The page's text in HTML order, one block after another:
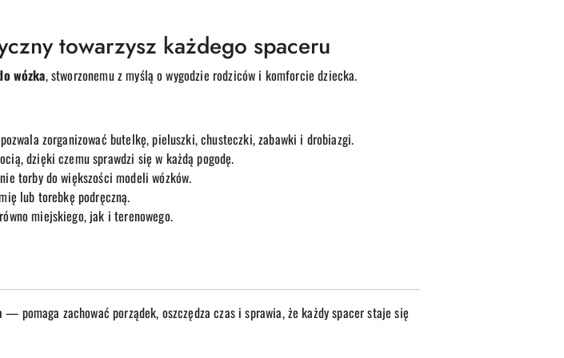
towarzysz każdego spaceru
wózka, stworzonemu z myślą o wygodzie rodziców i komforcie dziecka.
zorganizować butelkę, pieluszki, chusteczki, zabawki i drobiazgi.
dzięki czemu sprawdzi się w każdą pogodę.
torby do większości modeli wózków.
lub torebkę podręczną.
miejskiego, jak i terenowego.
pomaga zachować porządek, oszczędza czas i sprawia, że każdy spacer staje się